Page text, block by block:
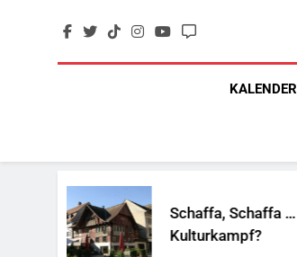
KALENDER
Schaffa, Schaffa …
Kulturkampf?